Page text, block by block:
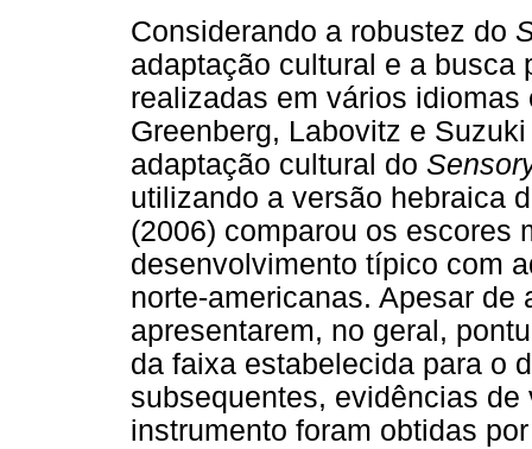
Considerando a robustez do
adaptação cultural e a busca
realizadas em vários
Greenberg, Labovitz e
adaptação cultural do
utilizando a versão hebraica
(2006) comparou os escores
desenvolvimento típico com
norte-americanas. Apesar de
apresentarem, no geral,
da faixa estabelecida para o
subsequentes, evidências
instrumento foram obtidas